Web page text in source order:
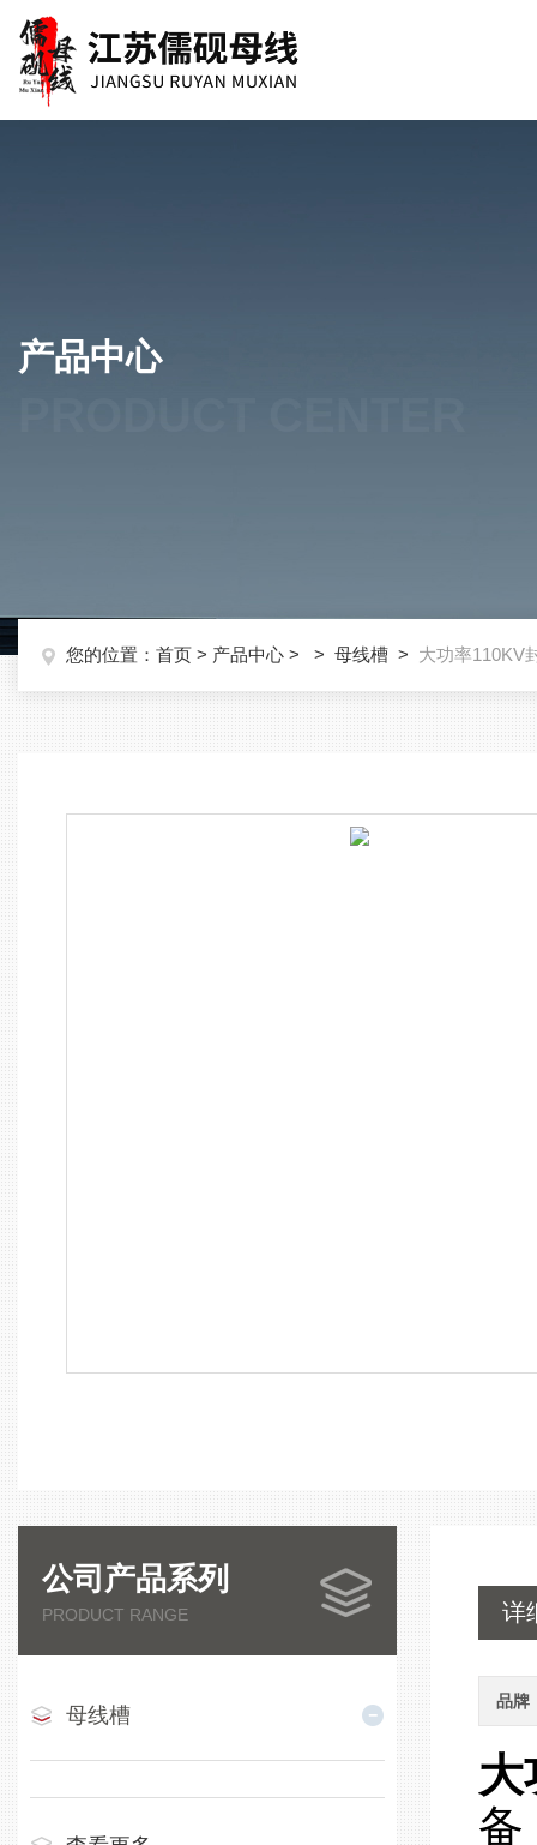
产品中心
您的位置： 首页 > 产品中心 > > 母线槽 > 大功率110KV
公司产品系列
PRODUCT RANGE
母线槽
详
品牌
大
备